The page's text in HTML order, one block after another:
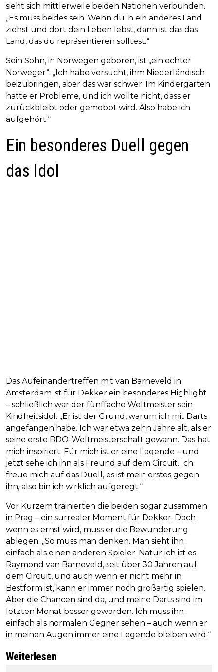
sieht sich mittlerweile beiden Nationen verbunden.
„Es muss beides sein. Wenn du in ein anderes Land
ziehst und dort dein Leben lebst, dann ist das das
Land, das du repräsentieren solltest.“
Sein Sohn, in Norwegen geboren, ist „ein echter
Norweger“. „Ich habe versucht, ihm Niederländisch
beizubringen, aber das war schwer. Im Kindergarten
hatte er Probleme, und ich wollte nicht, dass er
zurückbleibt oder gemobbt wird. Also habe ich
aufgehört.“
Ein besonderes Duell gegen
das Idol
Das Aufeinandertreffen mit van Barneveld in
Amsterdam ist für Dekker ein besonderes Highlight
– schließlich war der fünffache Weltmeister sein
Kindheitsidol. „Er ist der Grund, warum ich mit Darts
angefangen habe. Ich war etwa zehn Jahre alt, als er
seine erste BDO-Weltmeisterschaft gewann. Das hat
mich inspiriert. Für mich ist er eine Legende – und
jetzt sehe ich ihn als Freund auf dem Circuit. Ich
freue mich auf das Duell, es ist mein erstes gegen
ihn, also bin ich wirklich aufgeregt.“
Vor Kurzem trainierten die beiden sogar zusammen
in Prag – ein surrealer Moment für Dekker. Doch
wenn es ernst wird, muss er die Bewunderung
ablegen. „So muss man denken. Man sieht ihn
einfach als einen anderen Spieler. Natürlich ist es
Raymond van Barneveld, seit über 30 Jahren auf
dem Circuit, und auch wenn er nicht mehr in
Bestform ist, kann er immer noch großartig spielen.
Aber die Chancen sind da, und meine Darts sind im
letzten Monat besser geworden. Ich muss ihn
einfach als normalen Gegner sehen – auch wenn er
in meinen Augen immer eine Legende bleiben wird.“
Weiterlesen